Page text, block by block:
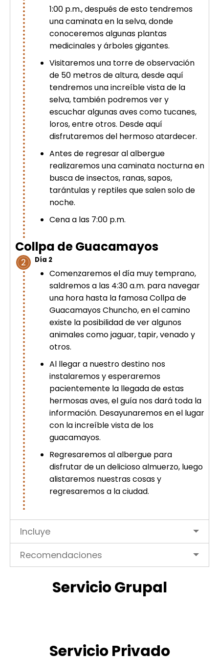
picchu
Tour de lujo Cusco 8 dias
Machupicchu + Hotel 4*
Tour Tiahuanaco desde Puno 1 día-
Puerta del Sol & Bolivia
Tour Uros Taquile 1 día | Salidas
desde Puno
1:00 p.m., después de esto tendremos
una caminata en la selva, donde
conoceremos algunas plantas
medicinales y árboles gigantes.
Visitaremos una torre de observación
de 50 metros de altura, desde aquí
tendremos una increíble vista de la
selva, también podremos ver y
escuchar algunas aves como tucanes,
loros, entre otros. Desde aquí
disfrutaremos del hermoso atardecer.
Antes de regresar al albergue
realizaremos una caminata nocturna en
busca de insectos, ranas, sapos,
tarántulas y reptiles que salen solo de
noche.
Cena a las 7:00 p.m.
Collpa de Guacamayos
2 Día 2
Comenzaremos el día muy temprano,
saldremos a las 4:30 a.m. para navegar
una hora hasta la famosa Collpa de
Guacamayos Chuncho, en el camino
existe la posibilidad de ver algunos
animales como jaguar, tapir, venado y
otros.
Al llegar a nuestro destino nos
instalaremos y esperaremos
pacientemente la llegada de estas
hermosas aves, el guía nos dará toda la
información. Desayunaremos en el lugar
con la increíble vista de los
guacamayos.
Regresaremos al albergue para
disfrutar de un delicioso almuerzo, luego
alistaremos nuestras cosas y
regresaremos a la ciudad.
Incluye
Recomendaciones
Servicio Grupal
Servicio Privado